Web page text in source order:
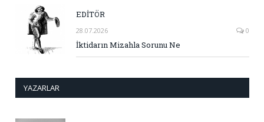
EDİTÖR
28.07.2026 0
İktidarın Mizahla Sorunu Ne
YAZARLAR